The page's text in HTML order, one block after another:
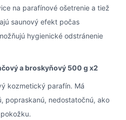
na parafínové ošetrenie a tiež
saunový efekt počas
hygienické odstránenie
a broskyňový 500 g x2
kozmetický parafín. Má
popraskanú, nedostatočnú, ako